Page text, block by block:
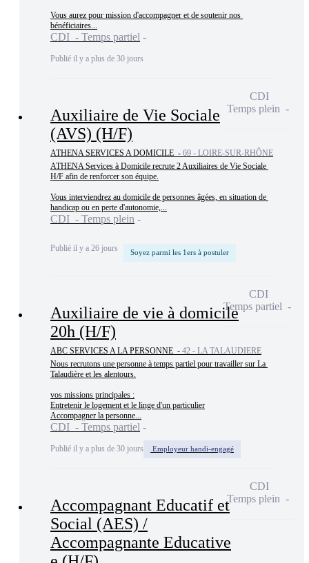
Vous aurez pour mission d'accompagner et de soutenir nos
bénéficiaires...
CDI - Temps partiel
Publié il y a plus de 30 jours
Auxiliaire de Vie Sociale
(AVS) (H/F)
ATHENA SERVICES A DOMICILE - 69 - LOIRE-SUR-RHÔNE
ATHENA Services à Domicile recrute 2 Auxiliaires de Vie Sociale
H/F afin de renforcer son équipe.
Vous interviendrez au domicile de personnes âgées, en situation de
handicap ou en perte d'autonomie,...
CDI - Temps plein
Publié il y a 26 jours Soyez parmi les 1ers à postuler
CDI
Temps plein
Auxiliaire de vie à domicile
20h (H/F)
ABC SERVICES A LA PERSONNE - 42 - LA TALAUDIERE
Nous recrutons une personne à temps partiel pour travailler sur La
Talaudière et les alentours.
vos missions principales :
Entretenir le logement et le linge d'un particulier
Accompagner la personne...
CDI - Temps partiel
Publié il y a plus de 30 jours Employeur handi-engagé
CDI
Temps partiel
Accompagnant Educatif et
Social (AES) /
Accompagnante Educative
CDI
Temps plein